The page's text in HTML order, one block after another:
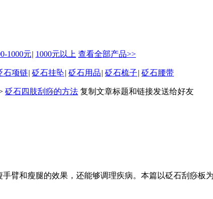
1000元| 1000元以上 查看全部产品>>
石项链| 砭石挂坠| 砭石用品| 砭石梳子| 砭石腰带
砭石四肢刮痧的方法 复制文章标题和链接发送给好友
臂和瘦腿的效果，还能够调理疾病。本篇以砭石刮痧板